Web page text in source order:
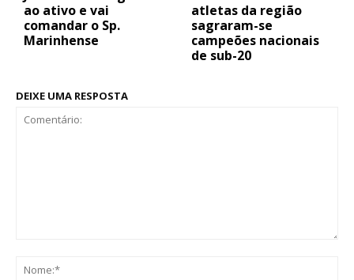
ao ativo e vai
comandar o Sp.
Marinhense
atletas da região
sagraram-se
campeões nacionais
de sub-20
DEIXE UMA RESPOSTA